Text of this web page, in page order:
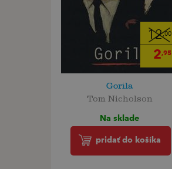
12,00
2,95
Gorila
Tom Nicholson
Na sklade
pridať do košíka